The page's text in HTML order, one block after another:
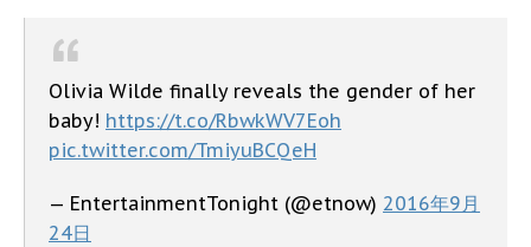
Olivia Wilde finally reveals the gender of her
baby! https://t.co/RbwkWV7Eoh
pic.twitter.com/TmiyuBCQeH
— EntertainmentTonight (@etnow) 2016年9月
24日